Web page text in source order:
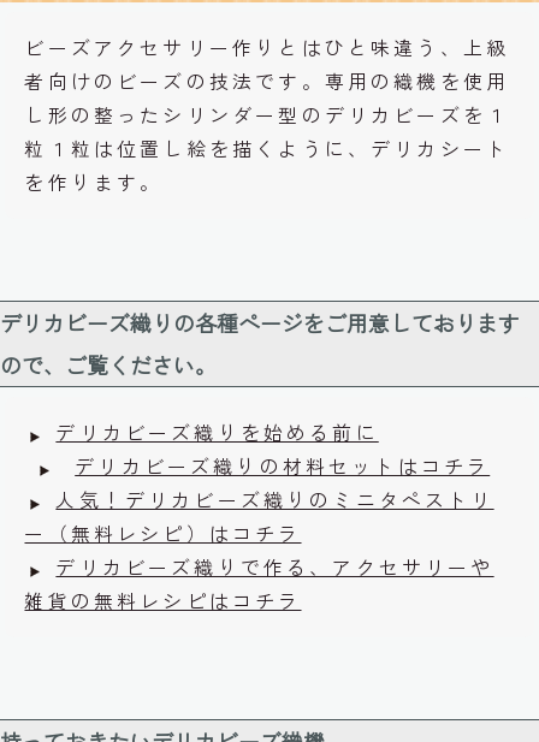
ビーズアクセサリー作りとはひと味違う、上級
者向けのビーズの技法です。専用の織機を使用
し形の整ったシリンダー型のデリカビーズを１
粒１粒は位置し絵を描くように、デリカシート
を作ります。
デリカビーズ織りの各種ページをご用意しております
ので、ご覧ください。
デリカビーズ織りを始める前に
デリカビーズ織りの材料セットはコチラ
人気！デリカビーズ織りのミニタペストリ
ー（無料レシピ）はコチラ
デリカビーズ織りで作る、アクセサリーや
雑貨の無料レシピはコチラ